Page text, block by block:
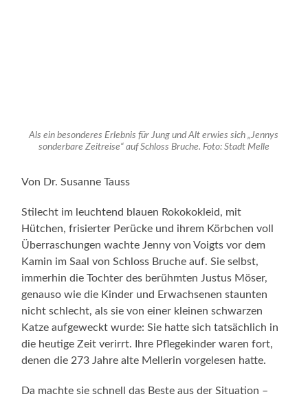
Als ein besonderes Erlebnis für Jung und Alt erwies sich „Jennys
sonderbare Zeitreise“ auf Schloss Bruche. Foto: Stadt Melle
Von Dr. Susanne Tauss
Stilecht im leuchtend blauen Rokokokleid, mit
Hütchen, frisierter Perücke und ihrem Körbchen voll
Überraschungen wachte Jenny von Voigts vor dem
Kamin im Saal von Schloss Bruche auf. Sie selbst,
immerhin die Tochter des berühmten Justus Möser,
genauso wie die Kinder und Erwachsenen staunten
nicht schlecht, als sie von einer kleinen schwarzen
Katze aufgeweckt wurde: Sie hatte sich tatsächlich in
die heutige Zeit verirrt. Ihre Pflegekinder waren fort,
denen die 273 Jahre alte Mellerin vorgelesen hatte.
Da machte sie schnell das Beste aus der Situation –